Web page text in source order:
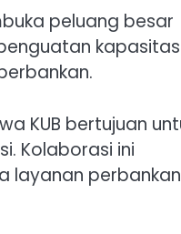
peluang besar
kapasitas
KUB bertujuan
Kolaborasi ini
layanan perbankan